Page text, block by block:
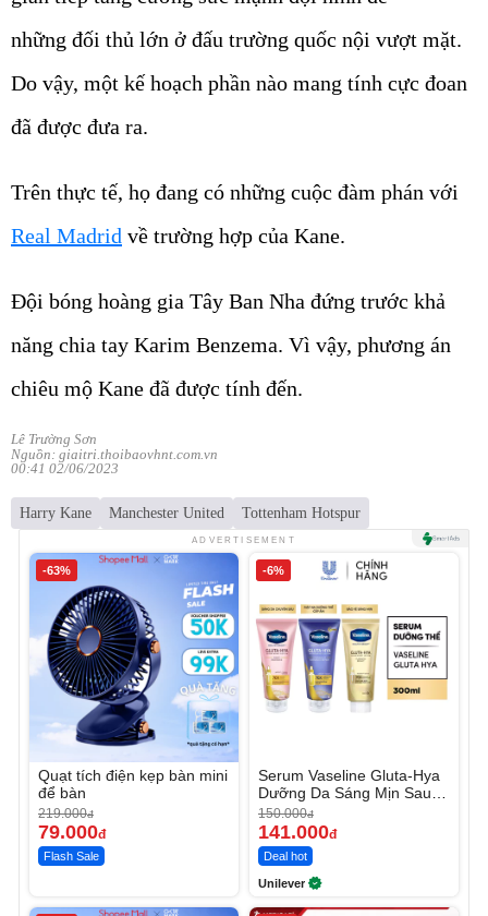
những đối thủ lớn ở đấu trường quốc nội vượt mặt.
Do vậy, một kế hoạch phần nào mang tính cực đoan
đã được đưa ra.
Trên thực tế, họ đang có những cuộc đàm phán với
Real Madrid về trường hợp của Kane.
Đội bóng hoàng gia Tây Ban Nha đứng trước khả
năng chia tay Karim Benzema. Vì vậy, phương án
chiêu mộ Kane đã được tính đến.
Lê Trường Sơn
Nguồn: giaitri.thoibaovhnt.com.vn
00:41 02/06/2023
Harry Kane Manchester United Tottenham Hotspur
ADVERTISEMENT
-63%
Quạt tích điện kẹp bàn mini
để bàn
219.000đ
79.000đ
Flash Sale
-6%
Serum Vaseline Gluta-Hya
Dưỡng Da Sáng Mịn Sau 7
Ngày
150.000đ
141.000đ
Deal hot
Unilever